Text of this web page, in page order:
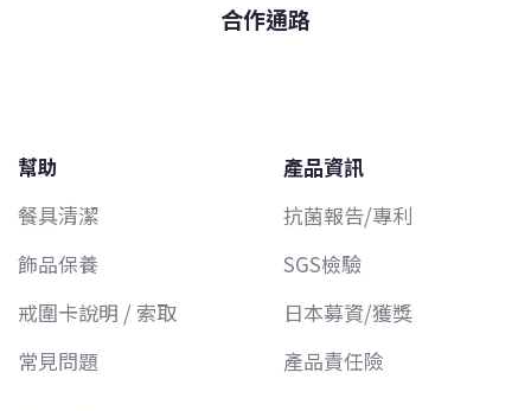
合作通路
幫助
餐具清潔
飾品保養
戒圍卡說明 / 索取
常見問題
產品資訊
抗菌報告/專利
SGS檢驗
日本募資/獲獎
產品責任險